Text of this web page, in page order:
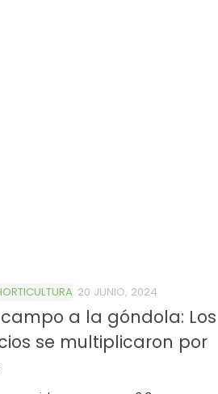
20 JUNIO, 2024
a la góndola: Los
se multiplicaron por